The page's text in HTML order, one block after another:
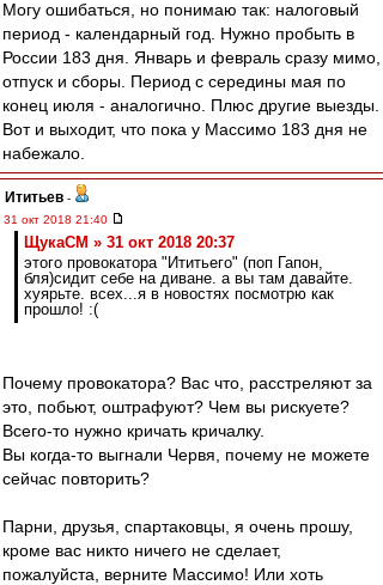
Могу ошибаться, но понимаю так: налоговый
период - календарный год. Нужно пробыть в
России 183 дня. Январь и февраль сразу мимо,
отпуск и сборы. Период с середины мая по
конец июля - аналогично. Плюс другие выезды.
Вот и выходит, что пока у Массимо 183 дня не
набежало.
Ититьев -
31 окт 2018 21:40
ЩукаСМ » 31 окт 2018 20:37
этого провокатора "Ититьего" (поп Гапон,
бля)сидит себе на диване. а вы там давайте.
хуярьте. всех...я в новостях посмотрю как
прошло! :(
Почему провокатора? Вас что, расстреляют за
это, побьют, оштрафуют? Чем вы рискуете?
Всего-то нужно кричать кричалку.
Вы когда-то выгнали Червя, почему не можете
сейчас повторить?
Парни, друзья, спартаковцы, я очень прошу,
кроме вас никто ничего не сделает,
пожалуйста, верните Массимо! Или хоть